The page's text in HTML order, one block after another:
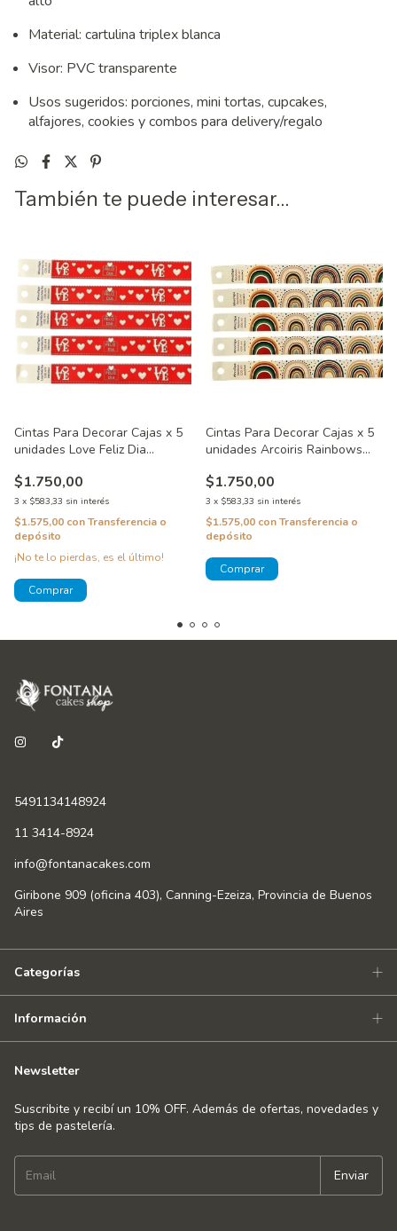
Material: cartulina triplex blanca
Visor: PVC transparente
Usos sugeridos: porciones, mini tortas, cupcakes,
alfajores, cookies y combos para delivery/regalo
También te puede interesar...
Cintas Para Decorar Cajas x 5
unidades Love Feliz Dia
$1.750,00
3 x $583,33 sin interés
$1.575,00 conTransferencia o
depósito
¡No te lo pierdas, es el último!
Cintas Para Decorar Cajas x 5
unidades Arcoiris Rainbows
$1.750,00
3 x $583,33 sin interés
$1.575,00 conTransferencia o
depósito
5491134148924
11 3414-8924
info@fontanacakes.com
Giribone 909 (oficina 403), Canning-Ezeiza, Provincia de Buenos
Aires
Categorías
Información
Newsletter
Suscribite y recibí un 10% OFF. Además de ofertas, novedades y
tips de pastelería.